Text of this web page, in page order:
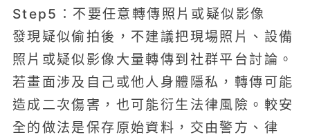
Step5：不要任意轉傳照片或疑似影像
發現疑似偷拍後，不建議把現場照片、設備
照片或疑似影像大量轉傳到社群平台討論。
若畫面涉及自己或他人身體隱私，轉傳可能
造成二次傷害，也可能衍生法律風險。較安
全的做法是保存原始資料，交由警方、律